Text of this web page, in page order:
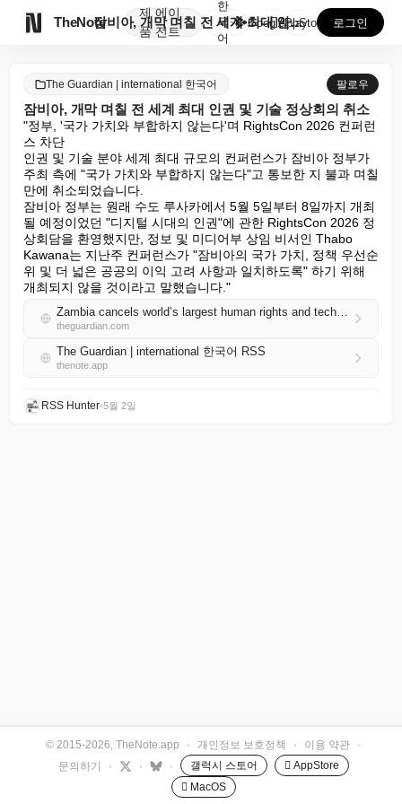
TheNote
제
품
에이
전트
잠비아, 개막 며칠 전 세계 최대 인권 및 기술 정상회...
한
국
어
GooglePlay
AppStore 로그인
The Guardian | international 한국어 팔로우
잠비아, 개막 며칠 전 세계 최대 인권 및 기술 정상회의 취소
"정부, '국가 가치와 부합하지 않는다'며 RightsCon 2026 컨퍼런
스 차단
인권 및 기술 분야 세계 최대 규모의 컨퍼런스가 잠비아 정부가
주최 측에 "국가 가치와 부합하지 않는다"고 통보한 지 불과 며칠
만에 취소되었습니다.
잠비아 정부는 원래 수도 루사카에서 5월 5일부터 8일까지 개최
될 예정이었던 "디지털 시대의 인권"에 관한 RightsCon 2026 정
상회담을 환영했지만, 정보 및 미디어부 상임 비서인 Thabo
Kawana는 지난주 컨퍼런스가 "잠비아의 국가 가치, 정책 우선순
위 및 더 넓은 공공의 이익 고려 사항과 일치하도록" 하기 위해
개최되지 않을 것이라고 말했습니다."
Zambia cancels world’s largest human rights and tech summit days before start
theguardian.com
The Guardian | international 한국어 RSS
thenote.app
RSS Hunter•5월 2일
© 2015-2026, TheNote.app · 개인정보 보호정책 · 이용 약관
·
문의하기
· · · 갤럭시 스토어
 AppStore
 MacOS